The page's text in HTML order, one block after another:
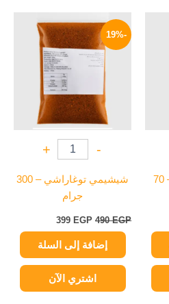
أزكي بصل مطحون – 70
-19%
-
+
شيشيمي توغاراشي – 300
جرام
490EGP
الأصلي
هو:
490 EGP.
399 EGP
الحالي
هو:
399 EGP.
إضافة إلى السلة
اشتري الآن